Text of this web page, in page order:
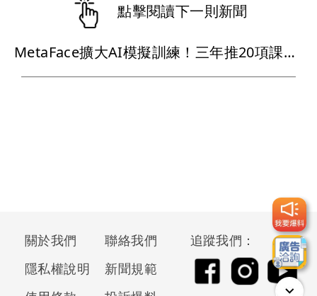
點擊閱讀下一則新聞
MetaFace擴大AI模擬訓練！三年推20項課程攻護理長照
關於我們
聯絡我們
隱私權說明
新聞規範
追蹤我們：